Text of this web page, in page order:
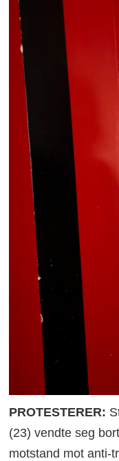
PROTESTERER:
(23) vendte seg
motstand mot anti-